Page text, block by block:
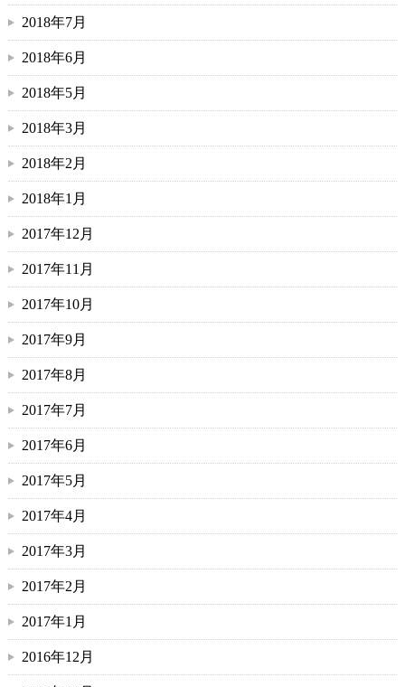
2018年7月
2018年6月
2018年5月
2018年3月
2018年2月
2018年1月
2017年12月
2017年11月
2017年10月
2017年9月
2017年8月
2017年7月
2017年6月
2017年5月
2017年4月
2017年3月
2017年2月
2017年1月
2016年12月